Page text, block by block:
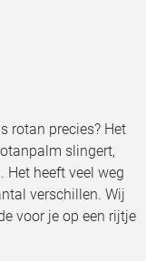
rotan precies? Het
slingert,
heeft veel weg
verschillen. Wij
voor je op een rijtje